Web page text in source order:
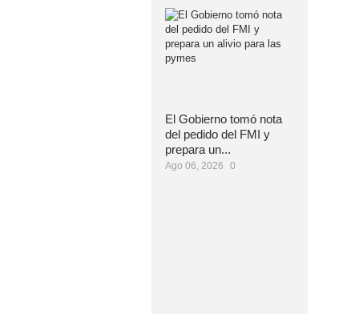
El Gobierno tomó nota
del pedido del FMI y
prepara un...
Ago 06, 2026 0